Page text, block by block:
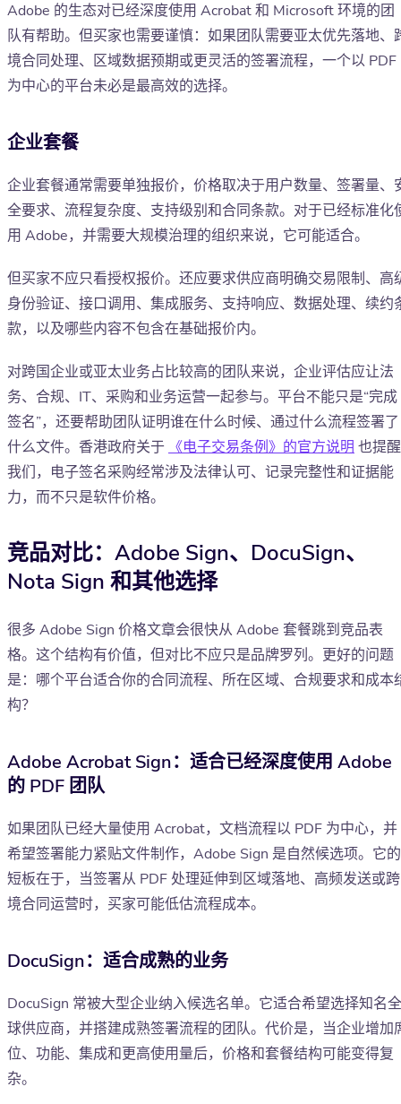
Adobe 的生态对已经深度使用 Acrobat 和 Microsoft 环境的团
队有帮助。但买家也需要谨慎：如果团队需要亚太优先落地、
境合同处理、区域数据预期或更灵活的签署流程，一个以 PDF
为中心的平台未必是最高效的选择。
企业套餐
企业套餐通常需要单独报价，价格取决于用户数量、签署量、
全要求、流程复杂度、支持级别和合同条款。对于已经标准化
用 Adobe，并需要大规模治理的组织来说，它可能适合。
但买家不应只看授权报价。还应要求供应商明确交易限制、高
身份验证、接口调用、集成服务、支持响应、数据处理、续约
款，以及哪些内容不包含在基础报价内。
对跨国企业或亚太业务占比较高的团队来说，企业评估应让法
务、合规、IT、采购和业务运营一起参与。平台不能只是“完成
签名”，还要帮助团队证明谁在什么时候、通过什么流程签署了
什么文件。香港政府关于 《电子交易条例》的官方说明 也提醒
我们，电子签名采购经常涉及法律认可、记录完整性和证据能
力，而不只是软件价格。
竞品对比：Adobe Sign、DocuSign、
Nota Sign 和其他选择
很多 Adobe Sign 价格文章会很快从 Adobe 套餐跳到竞品表
格。这个结构有价值，但对比不应只是品牌罗列。更好的问题
是：哪个平台适合你的合同流程、所在区域、合规要求和成本
构？
Adobe Acrobat Sign：适合已经深度使用 Adobe
的 PDF 团队
如果团队已经大量使用 Acrobat，文档流程以 PDF 为中心，并
希望签署能力紧贴文件制作，Adobe Sign 是自然候选项。它的
短板在于，当签署从 PDF 处理延伸到区域落地、高频发送或跨
境合同运营时，买家可能低估流程成本。
DocuSign：适合成熟的业务
DocuSign 常被大型企业纳入候选名单。它适合希望选择知名全
球供应商，并搭建成熟签署流程的团队。代价是，当企业增加
位、功能、集成和更高使用量后，价格和套餐结构可能变得复
杂。